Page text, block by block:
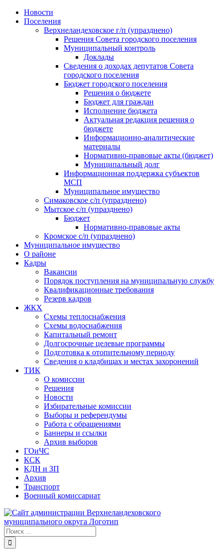
Skip
Новости
Поселения
Верхнеландеховское г/п (упразднено)
Решения Совета городского поселения
Муниципальный контроль
Доклады
Сведения о доходах депутатов Совета
городского поселения
Бюджет городского поселения
Решения о бюджете
Бюджет для граждан
Исполнение бюджета
Актуальная редакция решения о
бюджете
Информационно-аналитические
материалы
Нормативно-правовые акты (бюджет)
Муниципальный долг
Информационная поддержка субъектов
МСП
Муниципальное имущество
Симаковское с/п (упразднено)
Мытское с/п (упразднено)
Бюджет
Нормативно-правовые акты
Кромское с/п (упразднено)
Муниципальное имущество
О районе
Кадры
Вакансии
Порядок поступления на муниципальную службу
Квалификационные требования
Резерв кадров
ЖКХ
Схемы теплоснабжения
Схемы водоснабжения
Капитальный ремонт
Долгосрочные целевые программы
Подготовка к отопительному периоду
Сведения о кладбищах и местах захоронений
ТИК
О комиссии
Решения
Новости
Избирательные комиссии
Выборы и референдумы
Работа с обращениями
Баннеры и ссылки
Архив выборов
ГОиЧС
КСК
КДН и ЗП
Архив
Транспорт
Военный комиссариат
Результат
поиска: